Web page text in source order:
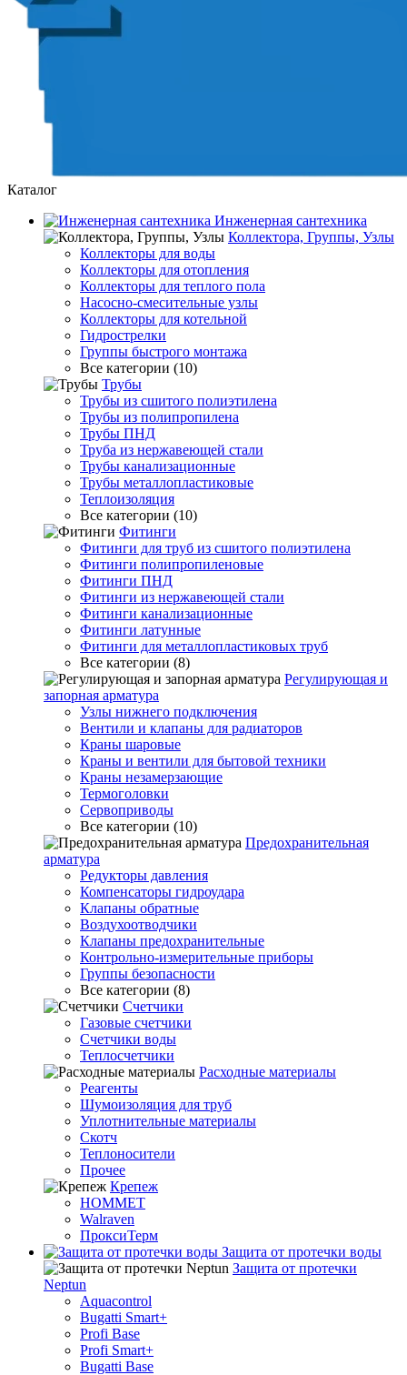
Каталог
Инженерная сантехника
Коллектора, Группы, Узлы
Коллекторы для воды
Коллекторы для отопления
Коллекторы для теплого пола
Насосно-смесительные узлы
Коллекторы для котельной
Гидрострелки
Группы быстрого монтажа
Все категории (10)
Трубы
Трубы из сшитого полиэтилена
Трубы из полипропилена
Трубы ПНД
Труба из нержавеющей стали
Трубы канализационные
Трубы металлопластиковые
Теплоизоляция
Все категории (10)
Фитинги
Фитинги для труб из сшитого полиэтилена
Фитинги полипропиленовые
Фитинги ПНД
Фитинги из нержавеющей стали
Фитинги канализационные
Фитинги латунные
Фитинги для металлопластиковых труб
Все категории (8)
Регулирующая и
запорная арматура
Узлы нижнего подключения
Вентили и клапаны для радиаторов
Краны шаровые
Краны и вентили для бытовой техники
Краны незамерзающие
Термоголовки
Сервоприводы
Все категории (10)
Предохранительная
арматура
Редукторы давления
Компенсаторы гидроудара
Клапаны обратные
Воздухоотводчики
Клапаны предохранительные
Контрольно-измерительные приборы
Группы безопасности
Все категории (8)
Счетчики
Газовые счетчики
Счетчики воды
Теплосчетчики
Расходные материалы
Реагенты
Шумоизоляция для труб
Уплотнительные материалы
Скотч
Теплоносители
Прочее
Крепеж
HOMMET
Walraven
ПроксиТерм
Защита от протечки воды
Защита от протечки
Neptun
Aquacontrol
Bugatti Smart+
Profi Base
Profi Smart+
Bugatti Base